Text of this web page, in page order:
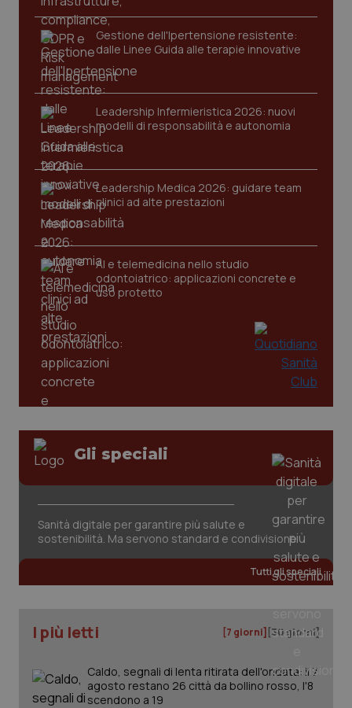
Gestione dell'Ipertensione resistente:
dalle Linee Guida alle terapie innovative
Leadership Infermieristica 2026: nuovi
modelli di responsabilità e autonomia
Leadership Medica 2026: guidare team
clinici ad alte prestazioni
AI e telemedicina nello studio
odontoiatrico: applicazioni concrete e
uso protetto
Gli speciali
Sanità digitale per garantire più salute e
sostenibilità. Ma servono standard e condivisione
Tutti gli speciali
I più letti [7 giorni] [30 giorni]
Caldo, segnali di lenta ritirata dell'ondata: il 7
agosto restano 26 città da bollino rosso, l'8
scendono a 19
CookieScriptConsent
CookieScript
tracking-sites-ironfish-
tracking-enable
tracking-sites-ironfish-
.quotidianosanita.it